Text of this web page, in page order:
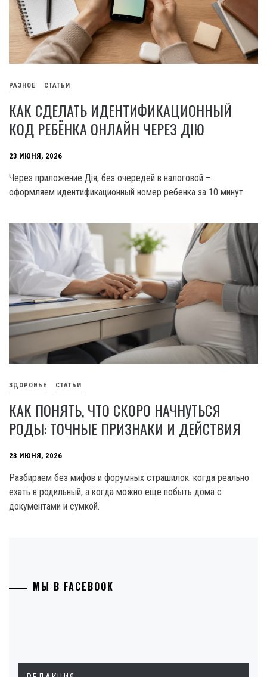
РАЗНОЕ СТАТЬИ
КАК СДЕЛАТЬ ИДЕНТИФИКАЦИОННЫЙ
КОД РЕБЁНКА ОНЛАЙН ЧЕРЕЗ ДІЮ
23 ИЮНЯ, 2026
Через приложение Дія, без очередей в налоговой –
оформляем идентификационный номер ребенка за 10 минут.
ЗДОРОВЬЕ СТАТЬИ
КАК ПОНЯТЬ, ЧТО СКОРО НАЧНУТЬСЯ
РОДЫ: ТОЧНЫЕ ПРИЗНАКИ И ДЕЙСТВИЯ
23 ИЮНЯ, 2026
Разбираем без мифов и форумных страшилок: когда реально
ехать в родильный, а когда можно еще побыть дома с
документами и сумкой.
МЫ В FACEBOOK